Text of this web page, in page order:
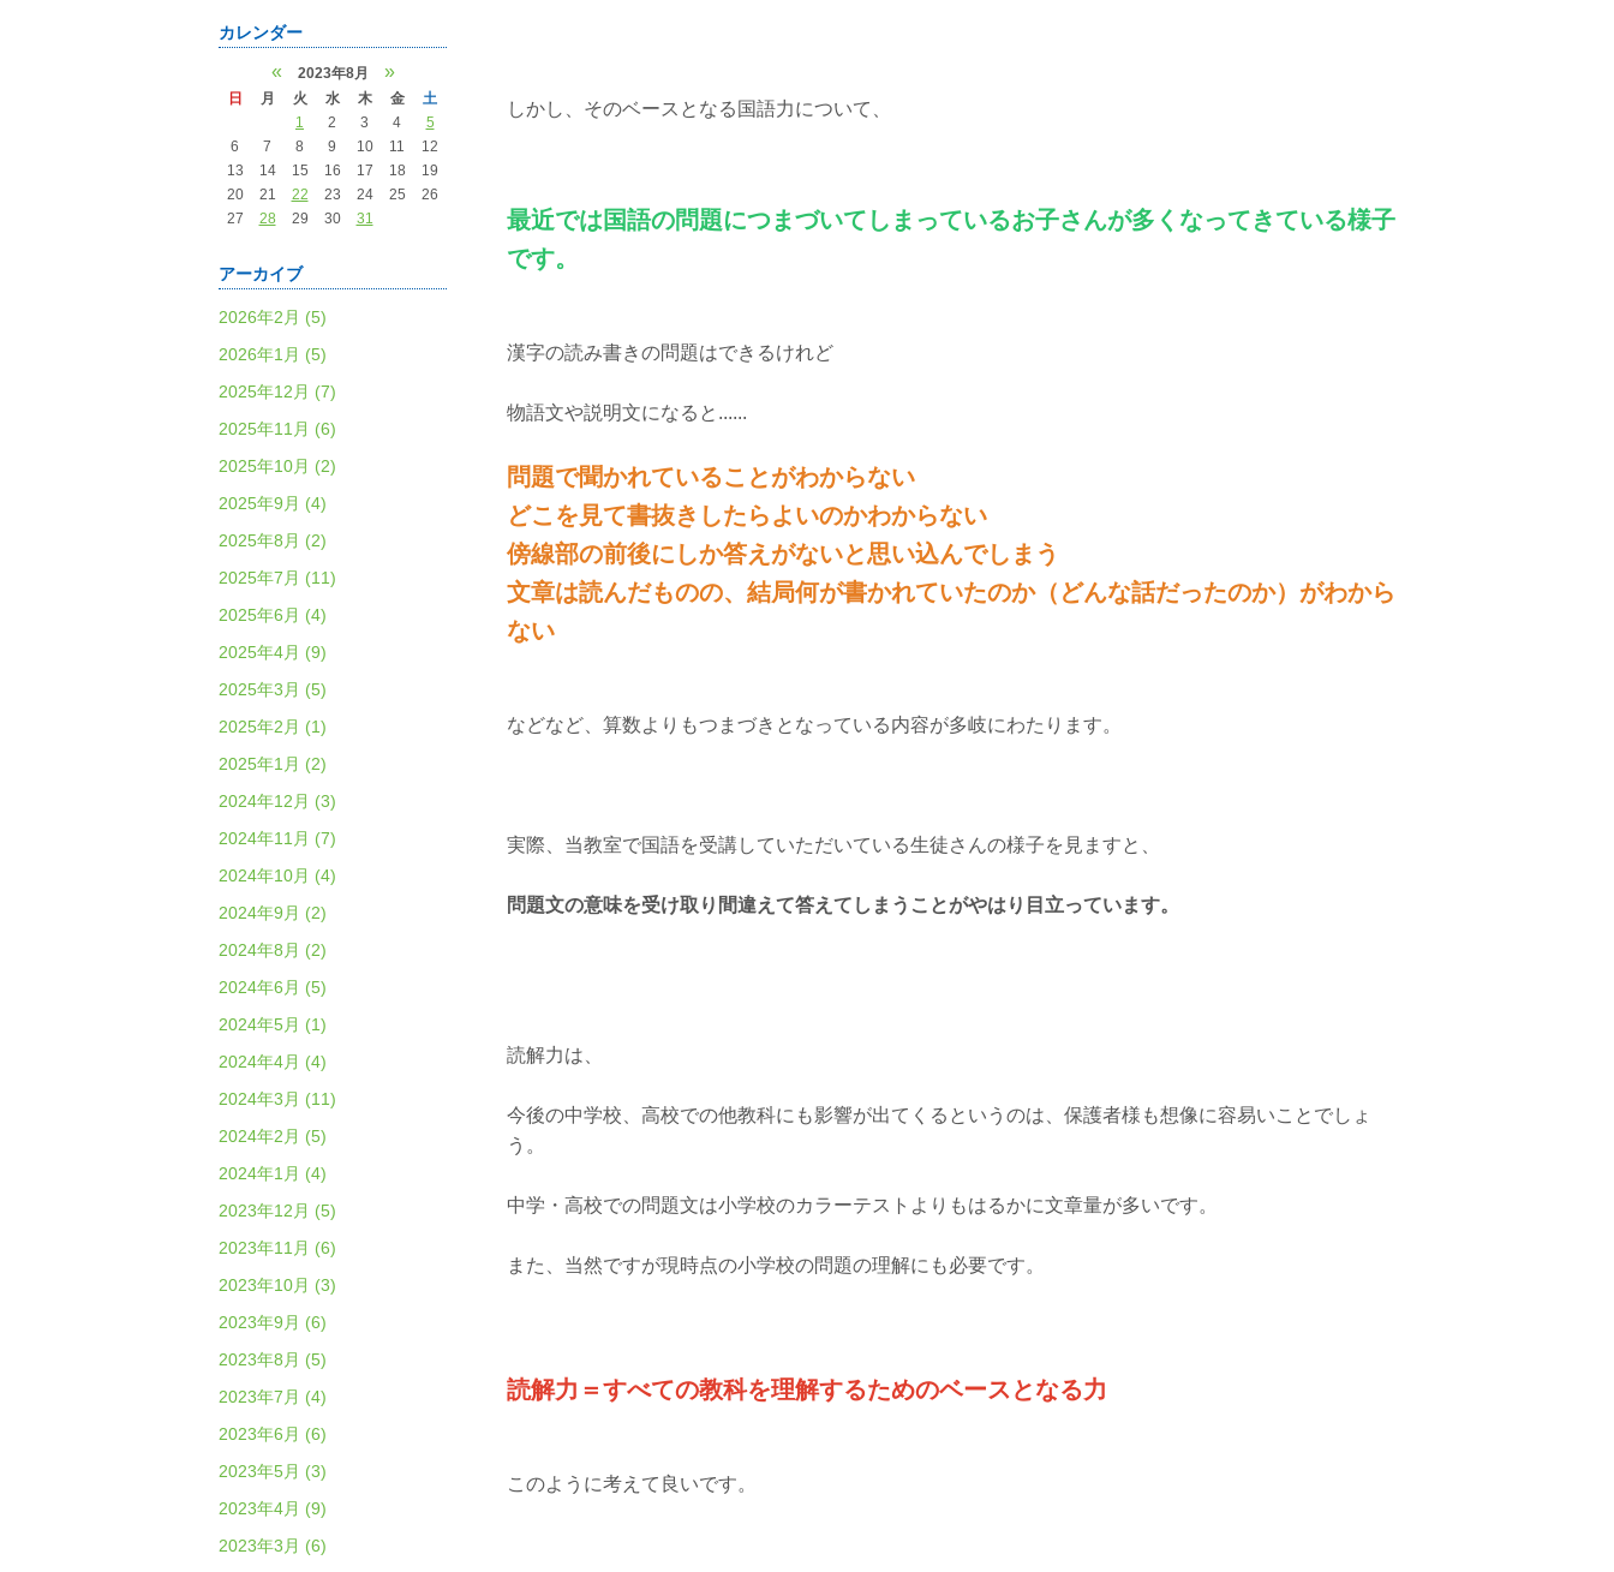
しかし、そのベースとなる国語力について、
最近では国語の問題につまづいてしまっているお子さんが多くなってきている様子
です。
漢字の読み書きの問題はできるけれど
物語文や説明文になると......
問題で聞かれていることがわからない
どこを見て書抜きしたらよいのかわからない
傍線部の前後にしか答えがないと思い込んでしまう
文章は読んだものの、結局何が書かれていたのか（どんな話だったのか）がわから
ない
などなど、算数よりもつまづきとなっている内容が多岐にわたります。
実際、当教室で国語を受講していただいている生徒さんの様子を見ますと、
問題文の意味を受け取り間違えて答えてしまうことがやはり目立っています。
読解力は、
今後の中学校、高校での他教科にも影響が出てくるというのは、保護者様も想像に容易いことでしょ
う。
中学・高校での問題文は小学校のカラーテストよりもはるかに文章量が多いです。
また、当然ですが現時点の小学校の問題の理解にも必要です。
読解力＝すべての教科を理解するためのベースとなる力
このように考えて良いです。
カレンダー
« 2023年8月 »
日 月 火 水 木 金
土
1
2 3 4
5
6
7 8 9 10 11
12
13
14 15 16 17 18
19
20
21 22 23 24 25
26
27
28 29 30 31
アーカイブ
2026年2月 (5)
2026年1月 (5)
2025年12月 (7)
2025年11月 (6)
2025年10月 (2)
2025年9月 (4)
2025年8月 (2)
2025年7月 (11)
2025年6月 (4)
2025年4月 (9)
2025年3月 (5)
2025年2月 (1)
2025年1月 (2)
2024年12月 (3)
2024年11月 (7)
2024年10月 (4)
2024年9月 (2)
2024年8月 (2)
2024年6月 (5)
2024年5月 (1)
2024年4月 (4)
2024年3月 (11)
2024年2月 (5)
2024年1月 (4)
2023年12月 (5)
2023年11月 (6)
2023年10月 (3)
2023年9月 (6)
2023年8月 (5)
2023年7月 (4)
2023年6月 (6)
2023年5月 (3)
2023年4月 (9)
2023年3月 (6)